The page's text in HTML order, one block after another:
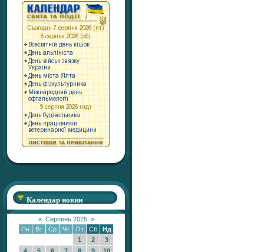
Календар новин
« Серпень 2025 »
Пн
Вт Ср Чт Пт Сб
Нд
1
2
3